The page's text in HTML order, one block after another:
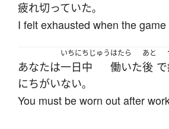
疲れ切っていた。
I felt exhausted when the game
あなたは
いちにちじゅう
一日中
はたら
働いた
あと
後 で
にちがいない。
You must be worn out after